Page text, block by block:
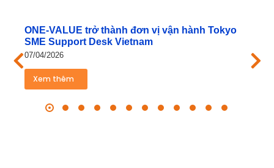
ONE‑VALUE trở thành đơn vị vận hành Tokyo
SME Support Desk Vietnam
07/04/2026
Xem thêm